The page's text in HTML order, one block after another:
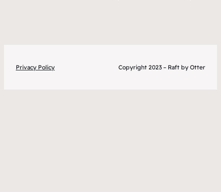
Copyright
Privacy Policy